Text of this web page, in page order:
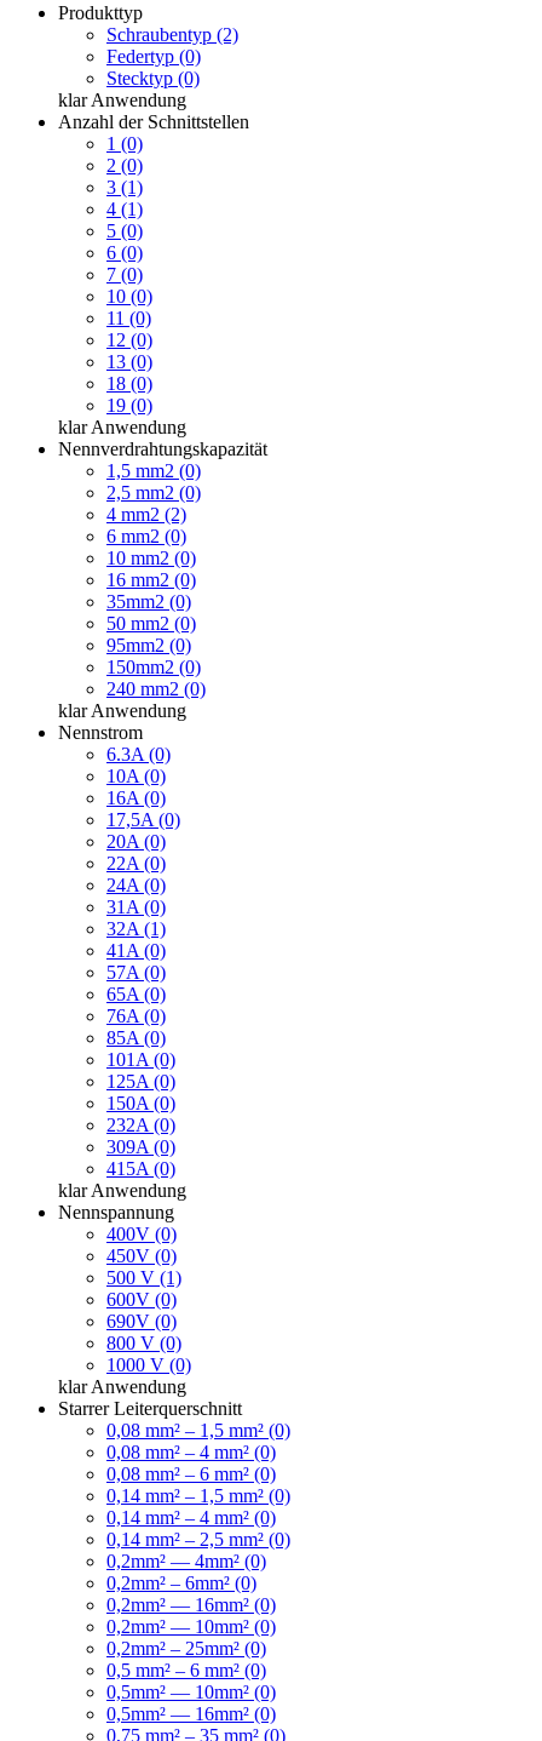
Produkttyp
Schraubentyp (2)
Federtyp (0)
Stecktyp (0)
klar Anwendung
Anzahl der Schnittstellen
1 (0)
2 (0)
3 (1)
4 (1)
5 (0)
6 (0)
7 (0)
10 (0)
11 (0)
12 (0)
13 (0)
18 (0)
19 (0)
klar Anwendung
Nennverdrahtungskapazität
1,5 mm2 (0)
2,5 mm2 (0)
4 mm2 (2)
6 mm2 (0)
10 mm2 (0)
16 mm2 (0)
35mm2 (0)
50 mm2 (0)
95mm2 (0)
150mm2 (0)
240 mm2 (0)
klar Anwendung
Nennstrom
6.3A (0)
10A (0)
16A (0)
17,5A (0)
20A (0)
22A (0)
24A (0)
31A (0)
32A (1)
41A (0)
57A (0)
65A (0)
76A (0)
85A (0)
101A (0)
125A (0)
150A (0)
232A (0)
309A (0)
415A (0)
klar Anwendung
Nennspannung
400V (0)
450V (0)
500 V (1)
600V (0)
690V (0)
800 V (0)
1000 V (0)
klar Anwendung
Starrer Leiterquerschnitt
0,08 mm² – 1,5 mm² (0)
0,08 mm² – 4 mm² (0)
0,08 mm² – 6 mm² (0)
0,14 mm² – 1,5 mm² (0)
0,14 mm² – 4 mm² (0)
0,14 mm² – 2,5 mm² (0)
0,2mm² — 4mm² (0)
0,2mm² – 6mm² (0)
0,2mm² — 16mm² (0)
0,2mm² — 10mm² (0)
0,2mm² – 25mm² (0)
0,5 mm² – 6 mm² (0)
0,5mm² — 10mm² (0)
0,5mm² — 16mm² (0)
0,75 mm² – 35 mm² (0)